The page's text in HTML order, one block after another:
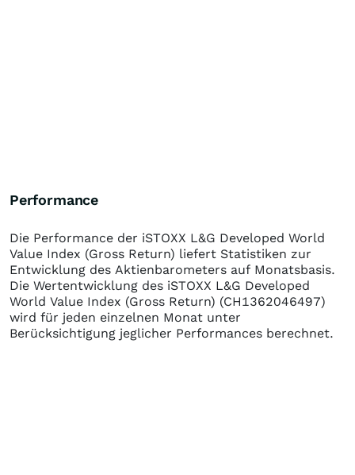
Performance
Die Performance der iSTOXX L&G Developed World
Value Index (Gross Return) liefert Statistiken zur
Entwicklung des Aktienbarometers auf Monatsbasis.
Die Wertentwicklung des iSTOXX L&G Developed
World Value Index (Gross Return) (CH1362046497)
wird für jeden einzelnen Monat unter
Berücksichtigung jeglicher Performances berechnet.